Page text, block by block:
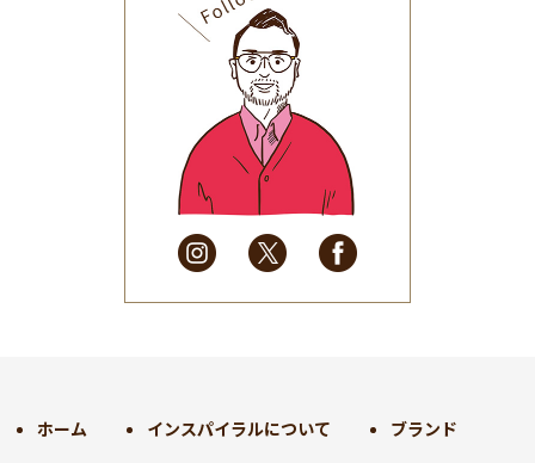
2025年8月(31)
2025年7月(37)
2025年6月(48)
2025年5月
(41)
2025年4月
(32)
2025年3月(31)
2025年2月
(28)
2025年1月
(34)
2024年9月(30)
ホーム インスパイラルについて ブランド